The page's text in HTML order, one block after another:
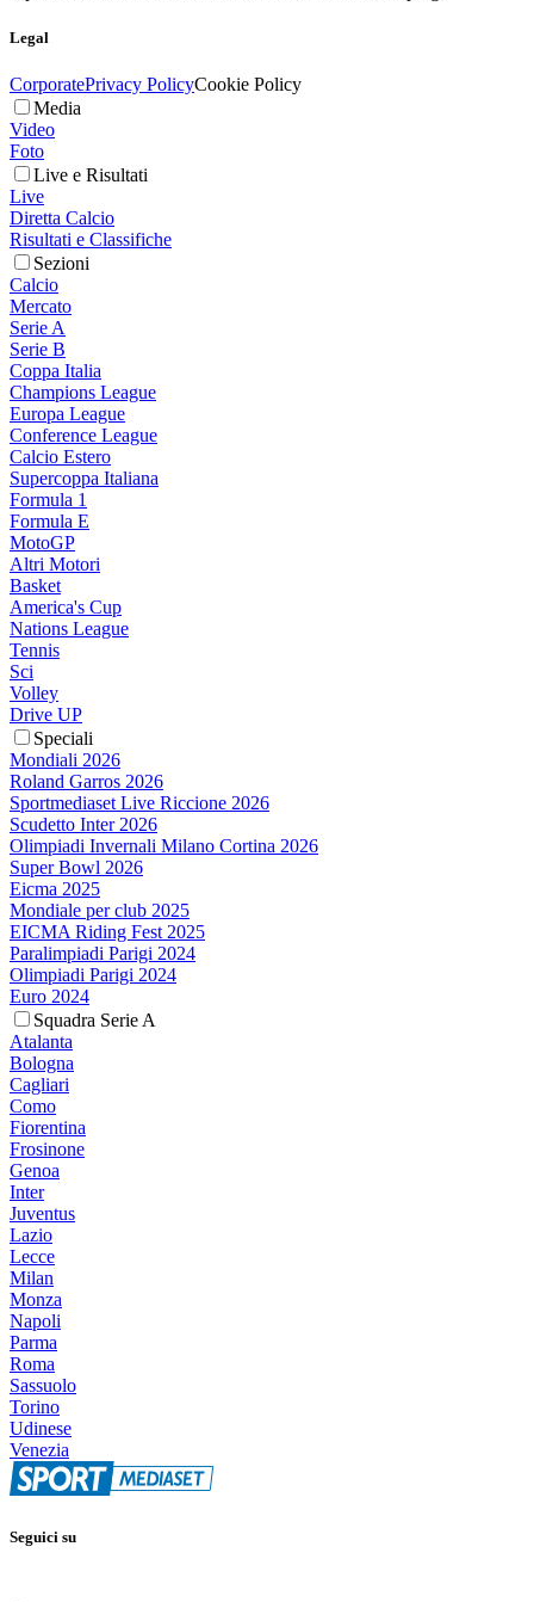
Legal
CorporatePrivacy PolicyCookie Policy
Media
Video
Foto
Live e Risultati
Live
Diretta Calcio
Risultati e Classifiche
Sezioni
Calcio
Mercato
Serie A
Serie B
Coppa Italia
Champions League
Europa League
Conference League
Calcio Estero
Supercoppa Italiana
Formula 1
Formula E
MotoGP
Altri Motori
Basket
America's Cup
Nations League
Tennis
Sci
Volley
Drive UP
Speciali
Mondiali 2026
Roland Garros 2026
Sportmediaset Live Riccione 2026
Scudetto Inter 2026
Olimpiadi Invernali Milano Cortina 2026
Super Bowl 2026
Eicma 2025
Mondiale per club 2025
EICMA Riding Fest 2025
Paralimpiadi Parigi 2024
Olimpiadi Parigi 2024
Euro 2024
Squadra Serie A
Atalanta
Bologna
Cagliari
Como
Fiorentina
Frosinone
Genoa
Inter
Juventus
Lazio
Lecce
Milan
Monza
Napoli
Parma
Roma
Sassuolo
Torino
Udinese
Venezia
Seguici su